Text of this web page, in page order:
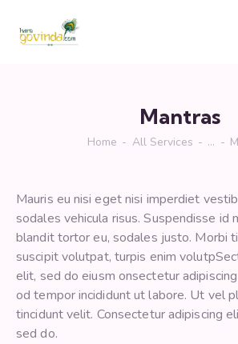
Mantras
Home All Services ...
Mauris eu nisi eget nisi imperdiet
sodales vehicula risus. Suspendisse id
blandit tortor eu, sodales justo. Morbi
suscipit volutpat, turpis enim
elit, sed do eiusm onsectetur
od tempor incididunt ut labore. Ut vel
tincidunt velit. Consectetur adipiscing
sed do.